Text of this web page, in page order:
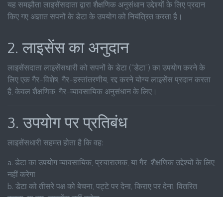
यह समझौता लाइसेंसदाता द्वारा शैक्षणिक अनुसंधान उद्देश्यों के लिए प्रदान
किए गए अज्ञात सपनों के डेटा के उपयोग को नियंत्रित करता है।
2. लाइसेंस का अनुदान
लाइसेंसदाता लाइसेंसधारी को सपनों के डेटा (“डेटा”) का उपयोग करने के
लिए एक गैर-विशेष, गैर-हस्तांतरणीय, रद्द करने योग्य लाइसेंस प्रदान करता
है, केवल शैक्षणिक, गैर-व्यावसायिक अनुसंधान के लिए।
3. उपयोग पर प्रतिबंध
लाइसेंसधारी सहमत होता है कि वह:
a. डेटा का उपयोग व्यावसायिक, प्रचारात्मक, या गैर-शैक्षणिक उद्देश्यों के लिए
नहीं करेगा
b. डेटा को तीसरे पक्ष को बेचना, पट्टे पर देना, किराए पर देना, वितरित